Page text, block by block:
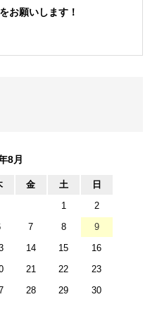
お願いします！
8月
金 土
日
1
2
7 8
9
14 15
16
21 22
23
28 29
30